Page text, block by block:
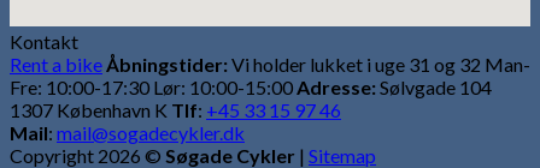
Kontakt
Rent a bikeÅbningstider:Vi holder lukket i uge 31 og 32 Man-
Fre: 10:00-17:30 Lør: 10:00-15:00Adresse:Sølvgade 104
1307 København K Tlf: +45 33 15 97 46
Mail: mail@sogadecykler.dk
Copyright 2026 © Søgade Cykler | Sitemap